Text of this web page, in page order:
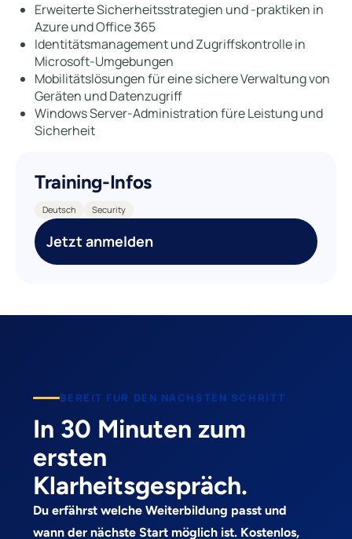
Erweiterte Sicherheitsstrategien und -praktiken in
Azure und Office 365
Identitätsmanagement und Zugriffskontrolle in
Microsoft-Umgebungen
Mobilitätslösungen für eine sichere Verwaltung von
Geräten und Datenzugriff
Windows Server-Administration füre Leistung und
Sicherheit
Training-Infos
Deutsch Security
Jetzt anmelden
BEREIT FUR DEN NACHSTEN SCHRITT
In 30 Minuten zum
ersten
Klarheitsgespräch.
Du erfährst welche Weiterbildung passt und
wann der nächste Start möglich ist. Kostenlos,